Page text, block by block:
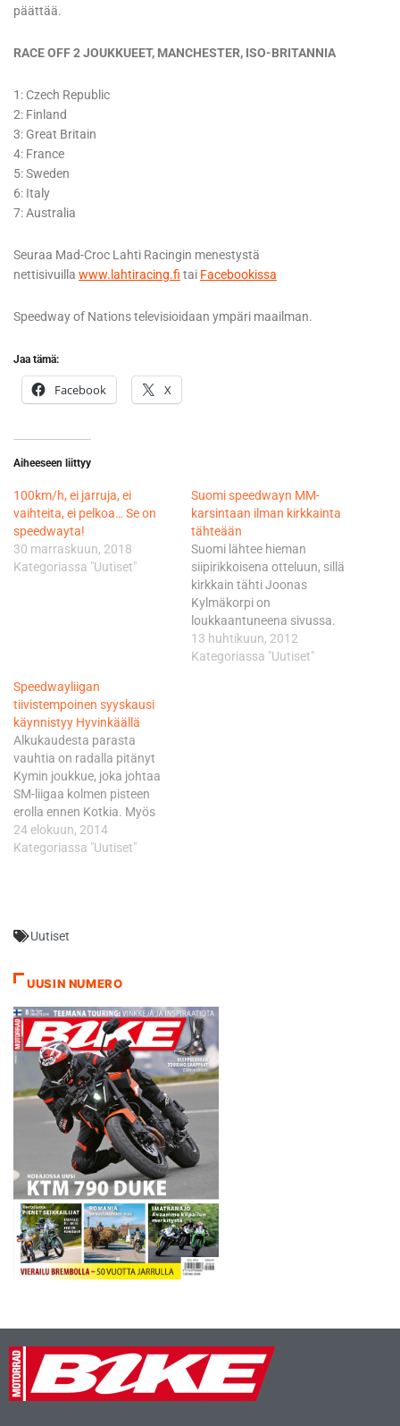
päättää.
RACE OFF 2 JOUKKUEET, MANCHESTER, ISO-BRITANNIA
1: Czech Republic
2: Finland
3: Great Britain
4: France
5: Sweden
6: Italy
7: Australia
Seuraa Mad-Croc Lahti Racingin menestystä
nettisivuilla www.lahtiracing.fi tai Facebookissa
Speedway of Nations televisioidaan ympäri maailman.
Jaa tämä:
Facebook X
Aiheeseen liittyy
100km/h, ei jarruja, ei
vaihteita, ei pelkoa… Se on
speedwayta!
30 marraskuun, 2018
Kategoriassa "Uutiset"
Suomi speedwayn MM-
karsintaan ilman kirkkainta
tähteään
Suomi lähtee hieman
siipirikkoisena otteluun, sillä
kirkkain tähti Joonas
Kylmäkorpi on
loukkaantuneena sivussa.
Joukkueen kuljettajat ovat
Timo Lahti, Tero Aarnio, Jari
13 huhtikuun, 2012
Kategoriassa "Uutiset"
Speedwayliigan
tiivistempoinen syyskausi
käynnistyy Hyvinkäällä
Alkukaudesta parasta
vauhtia on radalla pitänyt
Kymin joukkue, joka johtaa
SM-liigaa kolmen pisteen
erolla ennen Kotkia. Myös
Paholaishaukat on edelleen
hyvin mukana
mestaruustaistelussa.
mukana kaikki tämän
kauden SM-finaalin parhaat
tuoreen Suomen mestarin
Jari Mäkisen johdolla.…
24 elokuun, 2014
Kategoriassa "Uutiset"
Uutiset
UUSIN NUMERO